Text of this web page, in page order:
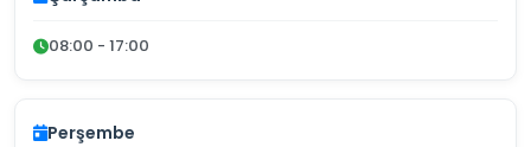
08:00 - 17:00
Perşembe